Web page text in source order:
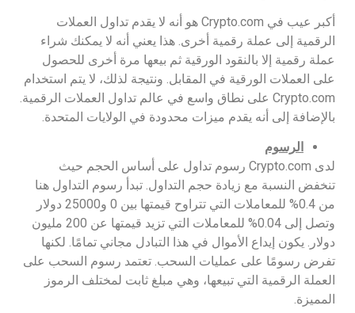
أكبر عيب في Crypto.com هو أنه لا يقدم تداول العملات
الرقمية إلى عملة رقمية أخرى. هذا يعني أنه لا يمكنك شراء
عملة رقمية إلا بالنقود الورقية ثم بيعها مرة أخرى للحصول
على العملات الورقية في المقابل. ونتيجة لذلك، لا يتم استخدام
Crypto.com على نطاق واسع في عالم تداول العملات الرقمية.
بالإضافة إلى أنه يقدم ميزات محدودة في الولايات المتحدة.
الرسوم
لدى Crypto.com رسوم تداول على أساس الحجم حيث
تنخفض النسبة مع زيادة حجم التداول. تبدأ رسوم التداول هنا
من 0.4% للمعاملات التي تتراوح قيمتها بين 0 و25000 دولار
وتصل إلى 0.04% للمعاملات التي تزيد قيمتها عن 200 مليون
دولار. يكون إيداع الأموال في هذا التبادل مجاني تمامًا. لكنها
تفرض رسومًا على عمليات السحب. تعتمد رسوم السحب على
العملة الرقمية التي تبيعها، وهي مبلغ ثابت لمختلف الرموز
المميزة.